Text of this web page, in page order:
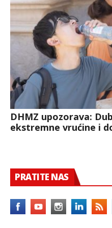
DHMZ upozorava:
ekstremne vrućine i
PRATITE NAS